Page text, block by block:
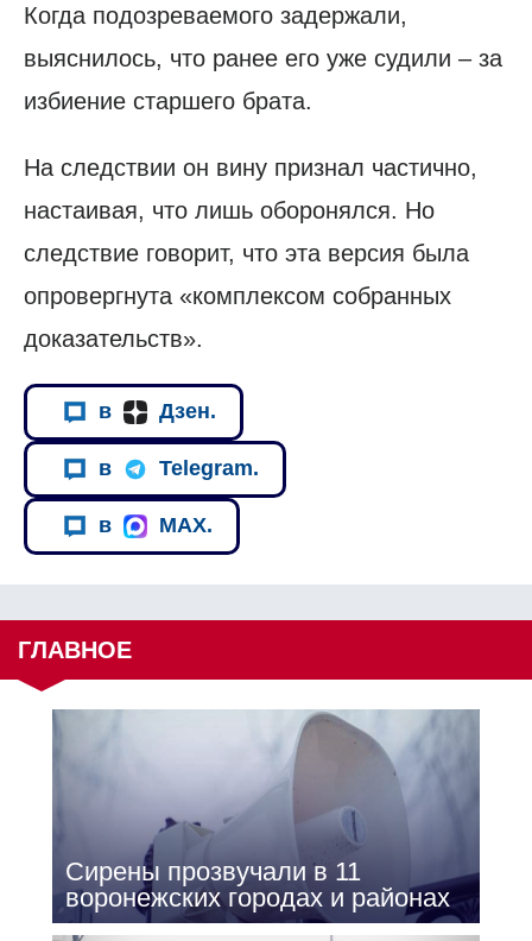
Когда подозреваемого задержали,
выяснилось, что ранее его уже судили – за
избиение старшего брата.
На следствии он вину признал частично,
настаивая, что лишь оборонялся. Но
следствие говорит, что эта версия была
опровергнута «комплексом собранных
доказательств».
в Дзен.
в Telegram.
в MAX.
ГЛАВНОЕ
Сирены прозвучали в 11
воронежских городах и районах